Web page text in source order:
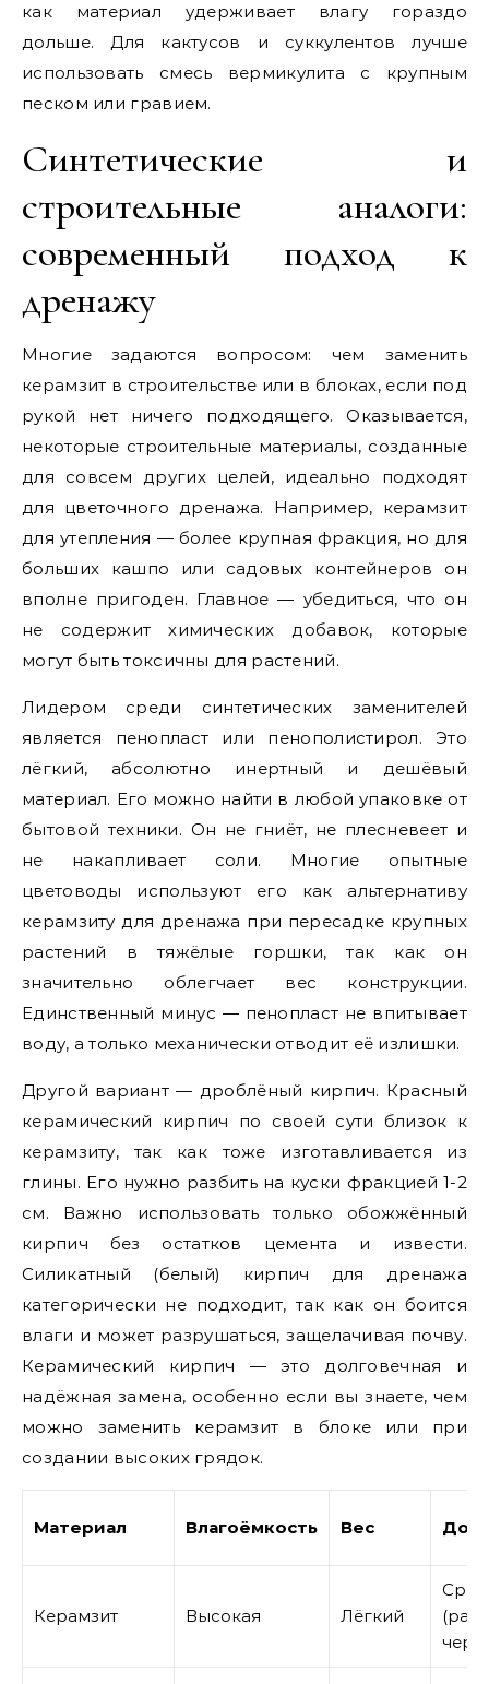
как материал удерживает влагу гораздо
дольше. Для кактусов и суккулентов лучше
использовать смесь вермикулита с крупным
песком или гравием.
Синтетические и
строительные аналоги:
современный подход к
дренажу
Многие задаются вопросом: чем заменить
керамзит в строительстве или в блоках, если под
рукой нет ничего подходящего. Оказывается,
некоторые строительные материалы, созданные
для совсем других целей, идеально подходят
для цветочного дренажа. Например, керамзит
для утепления — более крупная фракция, но для
больших кашпо или садовых контейнеров он
вполне пригоден. Главное — убедиться, что он
не содержит химических добавок, которые
могут быть токсичны для растений.
Лидером среди синтетических заменителей
является пенопласт или пенополистирол. Это
лёгкий, абсолютно инертный и дешёвый
материал. Его можно найти в любой упаковке от
бытовой техники. Он не гниёт, не плесневеет и
не накапливает соли. Многие опытные
цветоводы используют его как альтернативу
керамзиту для дренажа при пересадке крупных
растений в тяжёлые горшки, так как он
значительно облегчает вес конструкции.
Единственный минус — пенопласт не впитывает
воду, а только механически отводит её излишки.
Другой вариант — дроблёный кирпич. Красный
керамический кирпич по своей сути близок к
керамзиту, так как тоже изготавливается из
глины. Его нужно разбить на куски фракцией 1-2
см. Важно использовать только обожжённый
кирпич без остатков цемента и извести.
Силикатный (белый) кирпич для дренажа
категорически не подходит, так как он боится
влаги и может разрушаться, защелачивая почву.
Керамический кирпич — это долговечная и
надёжная замена, особенно если вы знаете, чем
можно заменить керамзит в блоке или при
создании высоких грядок.
Материал Влагоёмкость Вес
Керамзит Высокая Лёгкий